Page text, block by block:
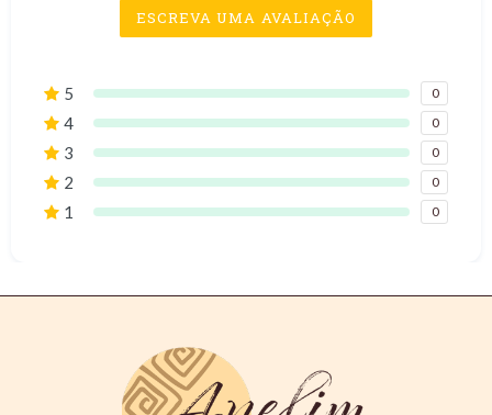
ESCREVA UMA AVALIAÇÃO
5 0
4 0
3 0
2 0
1 0